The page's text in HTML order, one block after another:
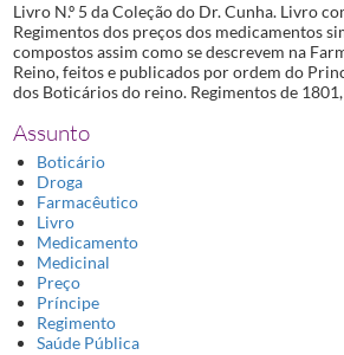
Livro N.º 5 da Coleção do Dr. Cunha. Livro
Regimentos dos preços dos medicamentos
compostos assim como se descrevem na
Reino, feitos e publicados por ordem do
dos Boticários do reino. Regimentos de
Assunto
Boticário
Droga
Farmacêutico
Livro
Medicamento
Medicinal
Preço
Príncipe
Regimento
Saúde Pública